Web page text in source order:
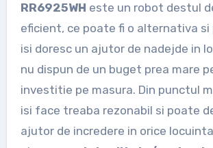
RR6925WH este un robot destul
eficient, ce poate fi o alternativa si
isi doresc un ajutor de nadejde in
nu dispun de un buget prea mare
investitie pe masura. Din punctul
isi face treaba rezonabil si poate
ajutor de incredere in orice